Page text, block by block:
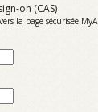
on (CAS)
la page sécurisée